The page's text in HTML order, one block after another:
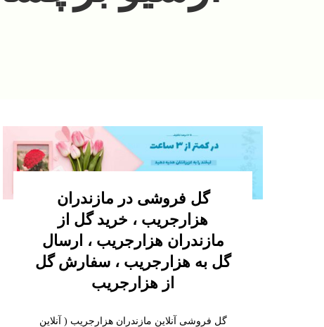
گل فروشی در مازندران
هزارجریب ، خرید گل از
مازندران هزارجریب ، ارسال
گل به هزارجریب ، سفارش گل
از هزارجریب
گل فروشی آنلاین مازندران هزارجریب ( آنلاین